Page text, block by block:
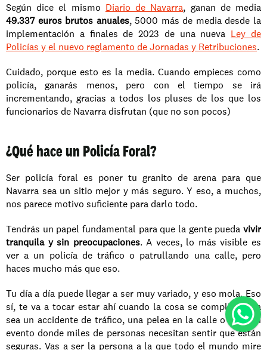
Según dice el mismo Diario de Navarra
49.337 euros brutos anuales, 5000 más de media desde la
implementación a finales de 2023 de una nueva Ley de
Policías y el nuevo reglamento de Jornadas y Retribuciones.
Cuidado, porque esto es la media. Cuando empieces como
policía, ganarás menos, pero con el tiempo se irá
incrementando, gracias a todos los pluses de los que los
funcionarios de Navarra disfrutan (que no son pocos)
¿Qué hace un Policía Foral?
Ser policía foral es poner tu granito de arena para que
Navarra sea un sitio mejor y más seguro. Y eso, a muchos,
nos parece motivo suficiente para darlo todo.
Tendrás un papel fundamental para que la gente pueda vivir
tranquila y sin preocupaciones. A veces, lo más visible es
ver a un policía de tráfico o patrullando una calle, pero
haces mucho más que eso.
Tu día a día puede llegar a ser muy variado, y eso mola. Eso
sí, te va a tocar estar ahí cuando la cosa se complique, ya
sea un accidente de tráfico, una pelea en la calle o un gran
evento donde miles de personas necesitan sentir que están
seguras. Vas a ser la persona a la que todo el mundo mire